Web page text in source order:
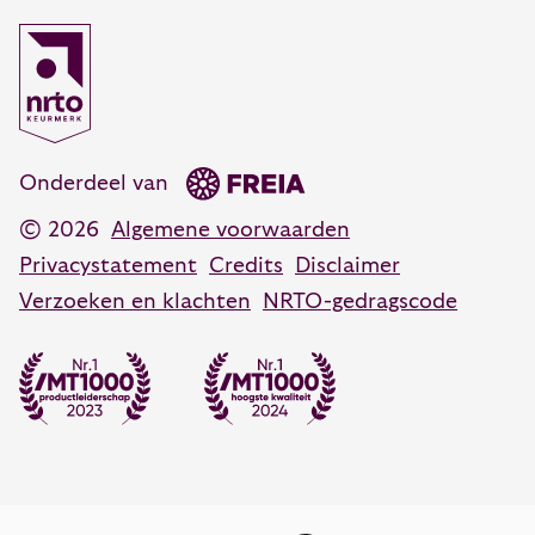
Communicatietraining
Coaching training
Persoonlijk leiderschap training
Coachen, adviseren en veranderen
088 55 60 300
Opleidingsadvies
088 55 60 350
© 2026 Algemene voorwaarden
Privacystatement Credits
Disclaimer
Verzoeken en klachten
NRTO-gedragscode
Onderdeel van